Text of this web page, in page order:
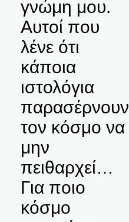
γνώμη μου.
Αυτοί που
λένε ότι
κάποια
ιστολόγια
παρασέρνουν
τον κόσμο να
μην
πειθαρχεί…
Για ποιο
κόσμο